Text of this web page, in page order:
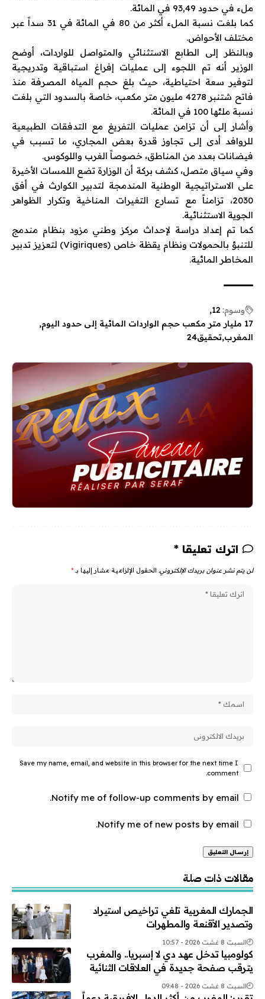
ملء في حدود 93,49 في المائة.
كما بلغت نسبة الملء أكثر من 80 في المائة في 31 سداً عبر
مختلف الأحواض.
وبالنظر إلى الطابع الاستثنائي والمتواصل للواردات، أوضح
الوزير أنه تم اللجوء إلى عمليات إفراغ استباقية وتدريجية
لتوفير سعة احتياطية، حيث بلغ حجم المياه المصرفة منذ
فاتح شتنبر 4278 مليون متر مكعب، خاصة بالسدود التي بلغت
نسبة ملئها 100 في المائة.
وأشار إلى أن تزامن عمليات التفريغ مع التدفقات الطبيعية
للروافد أدى إلى تجاوز قدرة بعض المجاري، ما تسبب في
فيضانات بعدد من المناطق، خصوصاً الغرب واللوكوس.
وفي سياق متصل، كشف بركة أن الوزارة تضع اللمسات الأخيرة
على الاستراتيجية الوطنية المندمجة لتدبير الكوارث في أفق
2030، تزامناً مع تسارع التغيرات المناخية وتكرار الظواهر
الجوية الاستثنائية.
كما تم إعداد دراسة لإحداث مركز وطني مزود بنظام مندمج
للتنبؤ بالحمولات ونظام يقظة خاص (Vigiriques) لتعزيز تدبير
المخاطر المائية.
وسوم: 12
17 مليار متر مكعب حجم الواردات المائية إلى حدود اليوم
المغرب تحقيق24
اترك تعليقا *
لن يتم نشر عنوان بريدك الإلكتروني. الحقول الإلزامية مشار إليها بـ *
Save my name, email, and website in this browser for the next time I
comment.
Notify me of follow-up comments by email.
Notify me of new posts by email.
مقالات ذات صلة
الجمارك المغربية تلغي تراخيص استيراد
وتصدير الأقنعة والمطهرات
السبت 8 غشت 2026 - 10:57
كولومبيا تدخل عهد دي لا إسبريا.. والمغرب
يترقب صفحة جديدة في العلاقات الثنائية
السبت 8 غشت 2026 - 09:48